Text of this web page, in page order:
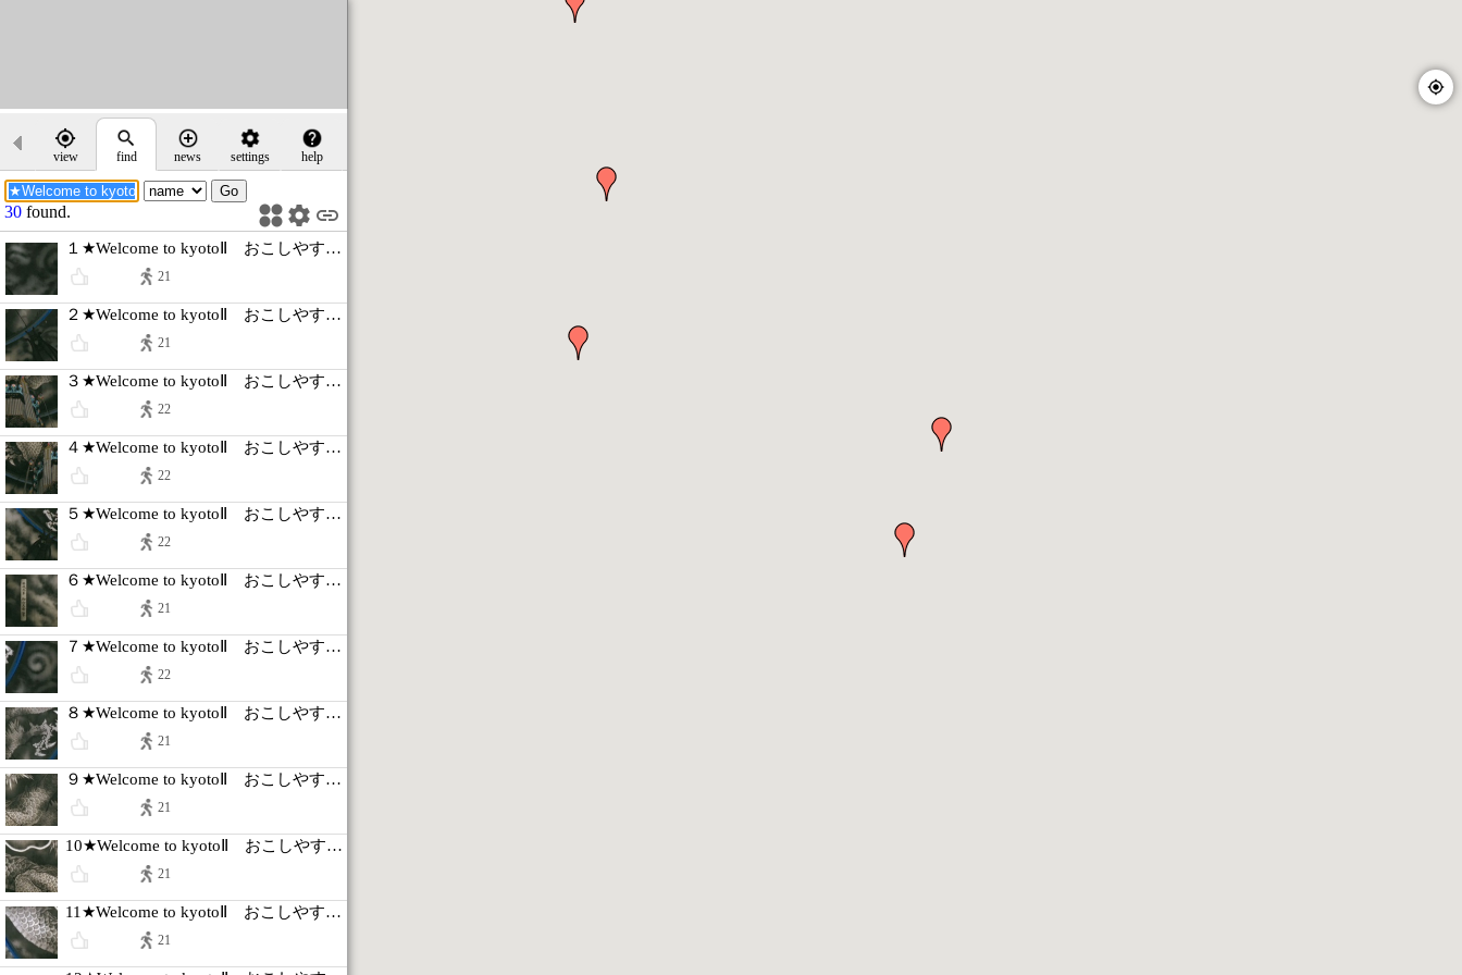
view find news settings help
30 found.
１★Welcome to kyotoⅡ おこしやす京都天龍寺へ♪
21
２★Welcome to kyotoⅡ おこしやす京都天龍寺へ♪
21
３★Welcome to kyotoⅡ おこしやす京都天龍寺へ♪
22
４★Welcome to kyotoⅡ おこしやす京都天龍寺へ♪
22
５★Welcome to kyotoⅡ おこしやす京都天龍寺へ♪
22
６★Welcome to kyotoⅡ おこしやす京都天龍寺へ♪
21
７★Welcome to kyotoⅡ おこしやす京都天龍寺へ♪
22
８★Welcome to kyotoⅡ おこしやす京都天龍寺へ♪
21
９★Welcome to kyotoⅡ おこしやす京都天龍寺へ♪
21
10★Welcome to kyotoⅡ おこしやす京都天龍寺へ♪
21
11★Welcome to kyotoⅡ おこしやす京都天龍寺へ♪
21